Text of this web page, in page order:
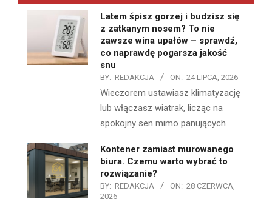
Latem śpisz gorzej i budzisz się
z zatkanym nosem? To nie
zawsze wina upałów – sprawdź,
co naprawdę pogarsza jakość
snu
BY: REDAKCJA ON: 24 LIPCA, 2026
Wieczorem ustawiasz klimatyzację
lub włączasz wiatrak, licząc na
spokojny sen mimo panujących
Kontener zamiast murowanego
biura. Czemu warto wybrać to
rozwiązanie?
BY: REDAKCJA ON: 28 CZERWCA,
2026